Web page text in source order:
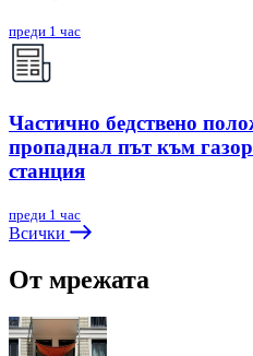
преди 1 час
Частично бедствено
пропаднал път към
станция
преди 1 час
Всички
От мрежата